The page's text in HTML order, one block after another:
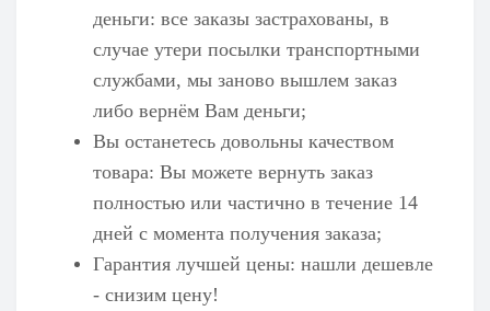
деньги: все заказы застрахованы, в
случае утери посылки транспортными
службами, мы заново вышлем заказ
либо вернём Вам деньги;
Вы останетесь довольны качеством
товара: Вы можете вернуть заказ
полностью или частично в течение 14
дней с момента получения заказа;
Гарантия лучшей цены: нашли дешевле
- снизим цену!